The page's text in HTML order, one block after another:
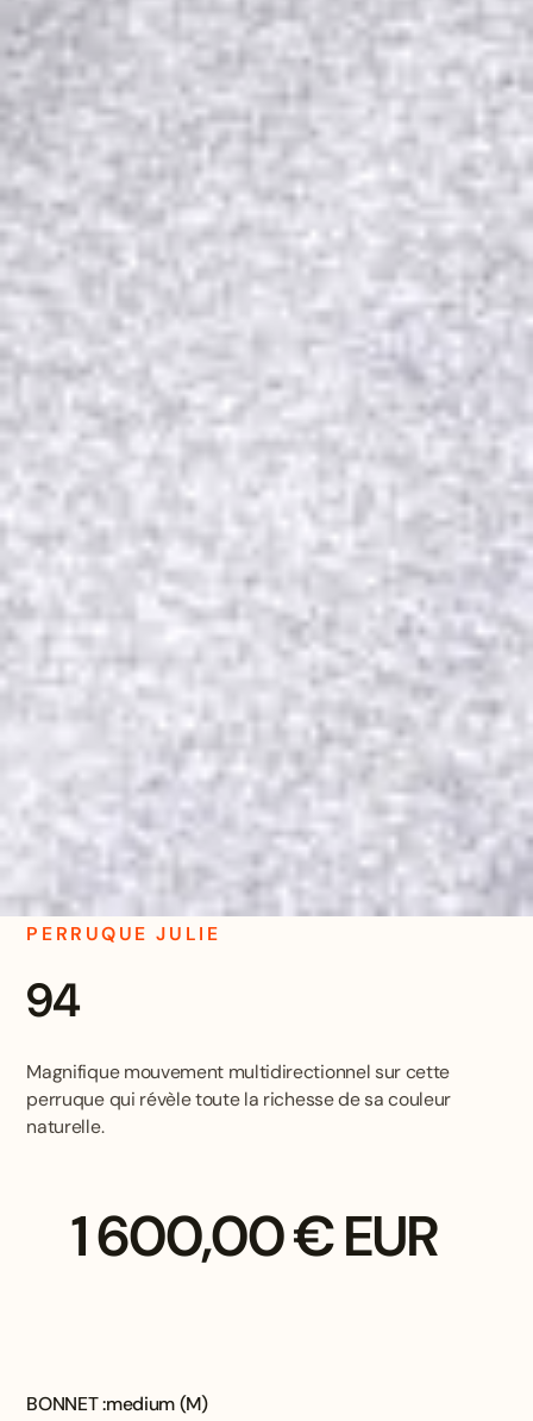
PERRUQUE JULIE
94
Magnifique mouvement multidirectionnel sur cette
perruque qui révèle toute la richesse de sa couleur
naturelle.
1 600,00 € EUR
BONNET :medium (M)